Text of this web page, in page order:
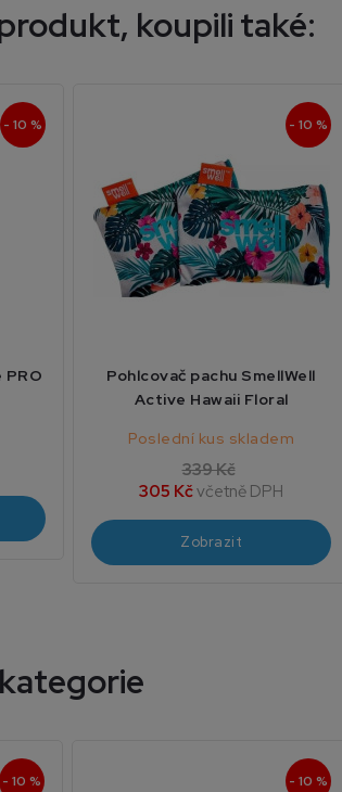
koupili také:
- 10 %
PRO
- 10 %
Pohlcovač pachu SmellWell
Active Hawaii Floral
Poslední kus skladem
339 Kč
305 Kčvčetně DPH
Zobrazit
- 10 % - 10 %